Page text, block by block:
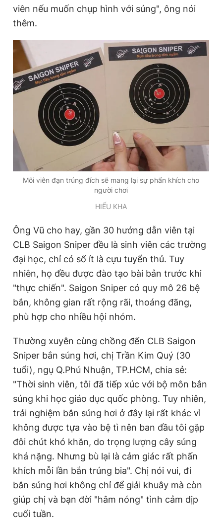
viên nếu muốn chụp hình với súng", ông nói
thêm.
Mỗi viên đạn trúng đích sẽ mang lại sự phấn khích cho
người chơi
HIẾU KHA
Ông Vũ cho hay, gần 30 hướng dẫn viên tại
CLB Saigon Sniper đều là sinh viên các trường
đại học, chỉ có số ít là cựu tuyển thủ. Tuy
nhiên, họ đều được đào tạo bài bản trước khi
"thực chiến". Saigon Sniper có quy mô 26 bệ
bắn, không gian rất rộng rãi, thoáng đãng,
phù hợp cho nhiều hội nhóm.
Thường xuyên cùng chồng đến CLB Saigon
Sniper bắn súng hơi, chị Trần Kim Quý (30
tuổi), ngụ Q.Phú Nhuận, TP.HCM, chia sẻ:
"Thời sinh viên, tôi đã tiếp xúc với bộ môn bắn
súng khi học giáo dục quốc phòng. Tuy nhiên,
trải nghiệm bắn súng hơi ở đây lại rất khác vì
không được tựa vào bệ tì nên ban đầu tôi gặp
đôi chút khó khăn, do trọng lượng cây súng
khá nặng. Nhưng bù lại là cảm giác rất phấn
khích mỗi lần bắn trúng bia". Chị nói vui, đi
bắn súng hơi không chỉ để giải khuây mà còn
giúp chị và bạn đời "hâm nóng" tình cảm dịp
cuối tuần.